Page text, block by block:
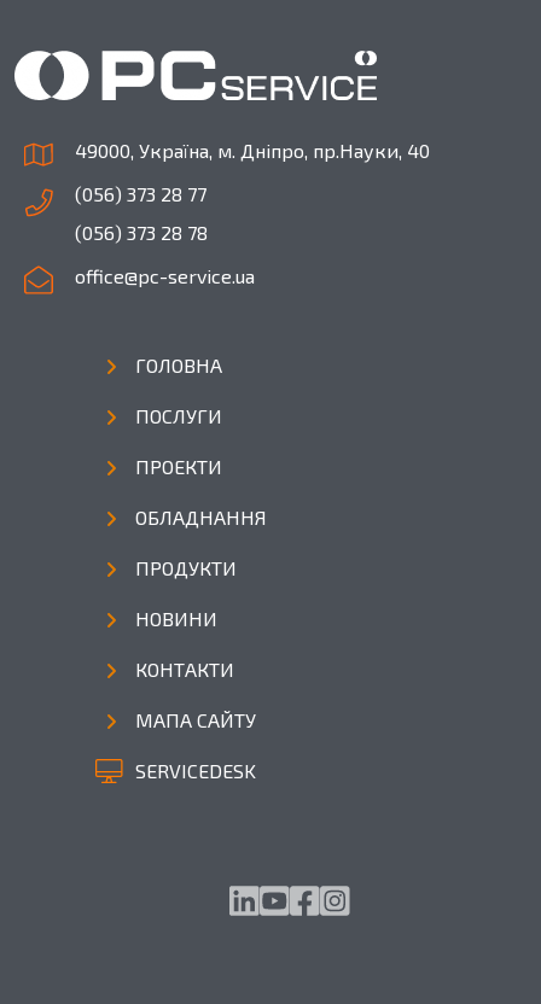
49000, Україна, м. Дніпро, пр.Науки, 40
(056) 373 28 77
(056) 373 28 78
office@pc-service.ua
ГОЛОВНА
ПОСЛУГИ
ПРОЕКТИ
ОБЛАДНАННЯ
ПРОДУКТИ
НОВИНИ
КОНТАКТИ
МАПА САЙТУ
SERVICEDESK